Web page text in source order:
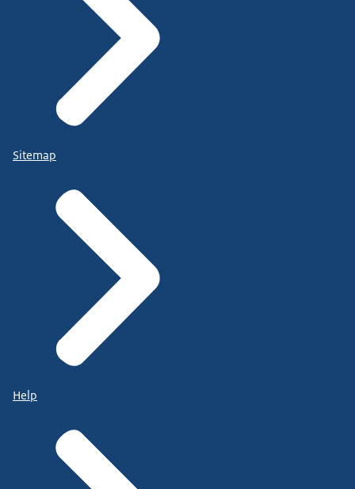
Sitemap
Help